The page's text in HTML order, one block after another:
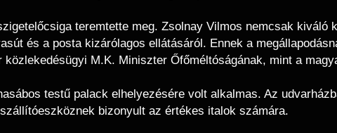
teremtette meg. Zsolnay Vilmos nemcsak kiváló
és a posta kizárólagos ellátásáról. Ennek a
M.K. Miniszter Őfőméltóságának, mint a
testű palack elhelyezésére volt alkalmas. Az
bizonyult az értékes italok számára.